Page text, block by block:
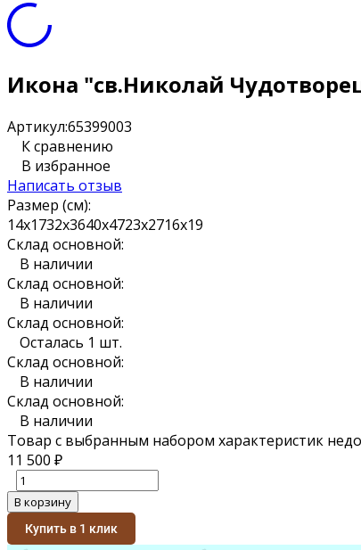
Икона "св.Николай
Артикул:65399003
К сравнению
В избранное
Написать отзыв
Размер (см):
14х1732х3640х4723х2716х19
Склад основной:
В наличии
Склад основной:
В наличии
Склад основной:
Осталась 1 шт.
Склад основной:
В наличии
Склад основной:
В наличии
Товар с выбранным набором характеристик
11 500 ₽
В корзину
Купить в 1 клик